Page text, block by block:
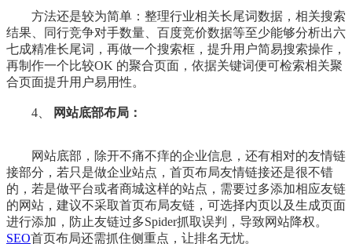
方法还是较为简单：整理行业相关长尾词数据，相关搜索
结果、同行竞争对手数量、百度竞价数据等至少能够分析出六
七成精准长尾词，再做一个搜索框，提升用户简易搜索操作，
再制作一个比较OK 的聚合页面，依据关键词便可检索相关聚
合页面提升用户易用性。
4、 网站底部布局：
网站底部，除开不痛不痒的企业信息，还有相对的友情链
接部分，若只是做企业站点，首页布局友情链接还是很不错
的，若是做平台或者商城这样的站点，需要过多添加相应友链
的网站，建议不采取首页布局友链，可选择内页以及生成页面
进行添加，防止友链过多Spider抓取误判，导致网站降权。
SEO首页布局还需抓住侧重点，让排名无忧。